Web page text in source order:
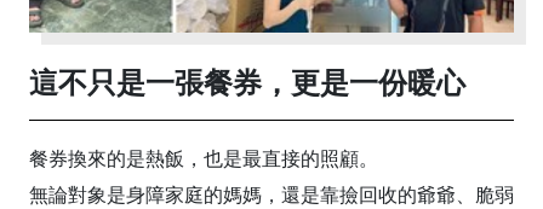
這不只是一張餐券，更是一份暖心
餐券換來的是熱飯，也是最直接的照顧。
無論對象是身障家庭的媽媽，還是靠撿回收的爺爺、脆弱